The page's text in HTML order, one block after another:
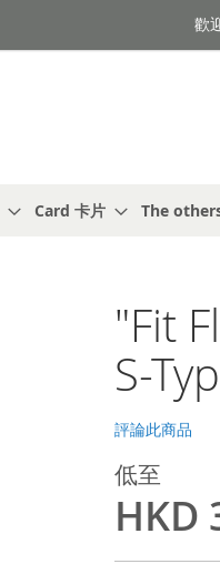
歡
Card 卡片 The
"Fit
S-
評論此商品
低至
HKD